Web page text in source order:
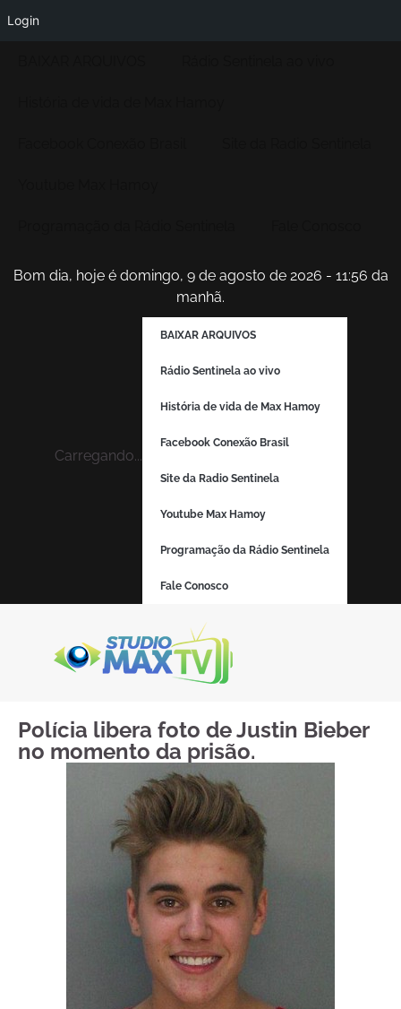
Bom dia, hoje é domingo, 9 de agosto de 2026 - 11:56 da
manhã.
Carregando...
BAIXAR ARQUIVOS
Rádio Sentinela ao vivo
História de vida de Max Hamoy
Facebook Conexão Brasil
Site da Radio Sentinela
Youtube Max Hamoy
Programação da Rádio Sentinela
Fale Conosco
Polícia libera foto de Justin Bieber
no momento da prisão.
Login